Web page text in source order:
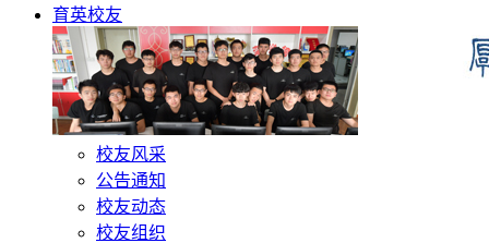
育英校友
校友风采
公告通知
校友动态
校友组织